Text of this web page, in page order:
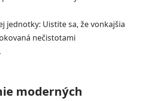
jednotky: Uistite sa, že vonkajšia
nečistotami
moderných